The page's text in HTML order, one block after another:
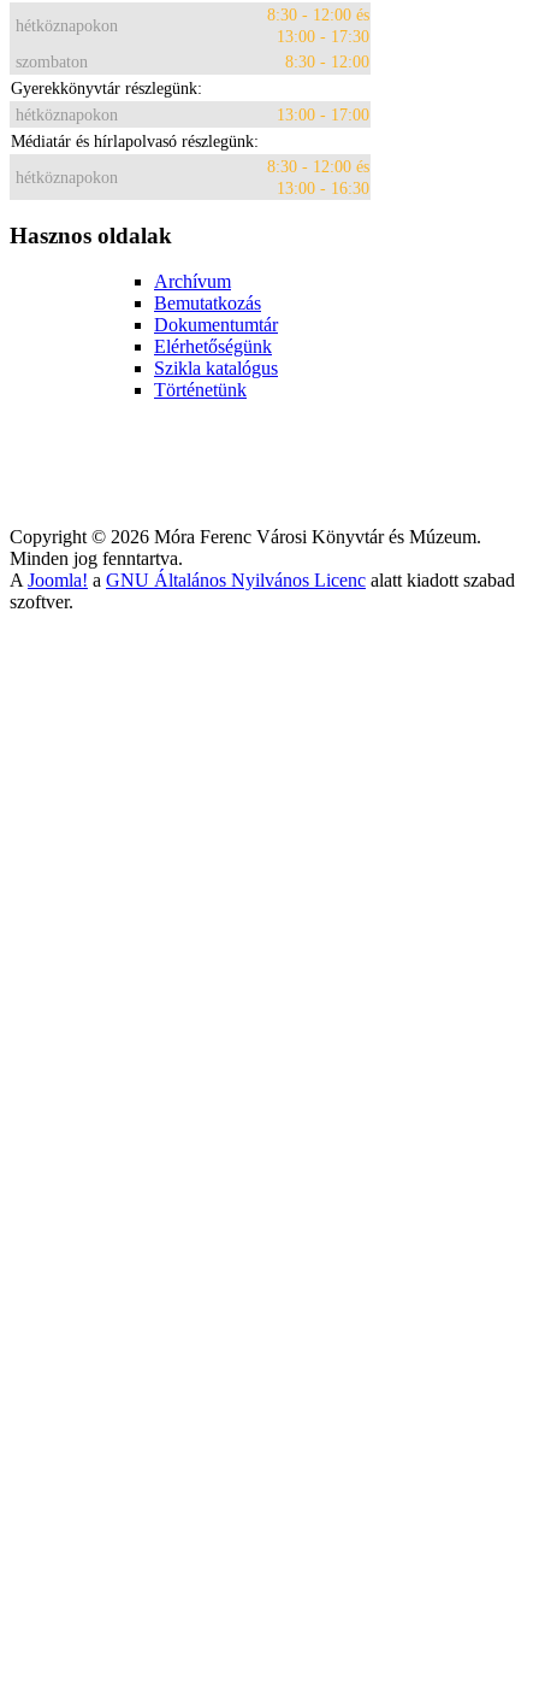
hétköznapokon
8:30 - 12:00 és
13:00 - 17:30
szombaton
8:30 - 12:00
Gyerekkönyvtár részlegünk:
hétköznapokon
13:00 - 17:00
Médiatár és hírlapolvasó részlegünk:
hétköznapokon
8:30 - 12:00 és
13:00 - 16:30
Hasznos oldalak
Archívum
Bemutatkozás
Dokumentumtár
Elérhetőségünk
Szikla katalógus
Történetünk
Copyright © 2026 Móra Ferenc Városi Könyvtár és Múzeum.
Minden jog fenntartva.
A Joomla! a GNU Általános Nyilvános Licenc alatt kiadott szabad
szoftver.